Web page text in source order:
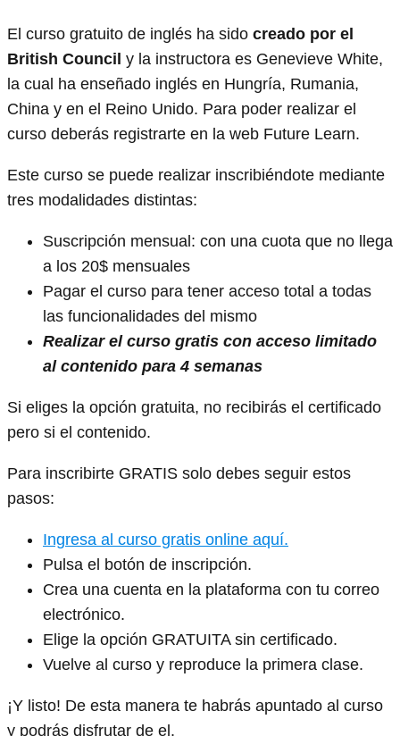
El curso gratuito de inglés ha sido creado por el
British Council y la instructora es Genevieve White,
la cual ha enseñado inglés en Hungría, Rumania,
China y en el Reino Unido. Para poder realizar el
curso deberás registrarte en la web Future Learn.
Este curso se puede realizar inscribiéndote mediante
tres modalidades distintas:
Suscripción mensual: con una cuota que no llega
a los 20$ mensuales
Pagar el curso para tener acceso total a todas
las funcionalidades del mismo
Realizar el curso gratis con acceso limitado
al contenido para 4 semanas
Si eliges la opción gratuita, no recibirás el certificado
pero si el contenido.
Para inscribirte GRATIS solo debes seguir estos
pasos:
Ingresa al curso gratis online aquí.
Pulsa el botón de inscripción.
Crea una cuenta en la plataforma con tu correo
electrónico.
Elige la opción GRATUITA sin certificado.
Vuelve al curso y reproduce la primera clase.
¡Y listo! De esta manera te habrás apuntado al curso
y podrás disfrutar de el.